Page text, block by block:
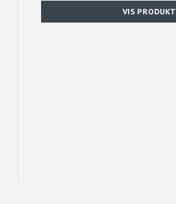
VIS PRODUKT